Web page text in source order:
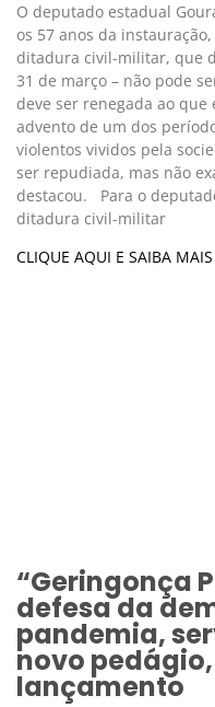
O deputado estadual
os 57 anos da
ditadura civil-militar, que
31 de março – não pode
deve ser renegada ao
advento de um dos
violentos vividos pela
ser repudiada, mas não
destacou. Para o
ditadura civil-militar
CLIQUE AQUI E SAIBA MAIS
“Geringonça
defesa da
pandemia,
novo
lançamento